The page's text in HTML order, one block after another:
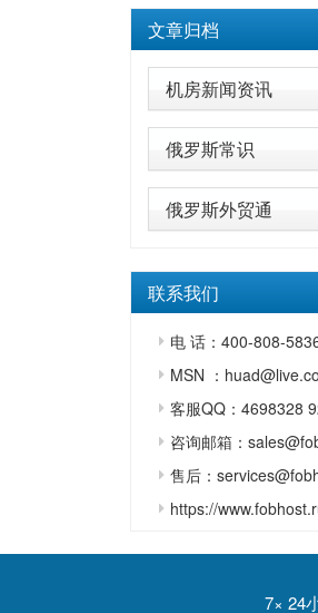
文章归档
机房新闻资讯
俄罗斯常识
俄罗斯外贸通
联系我们
电 话：400-808-
MSN ：
客服QQ：4698328
咨询邮箱：
售后：
https://
7× 24